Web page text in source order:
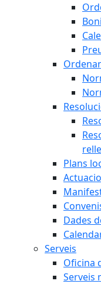
Plans
Dades
Serveis
Oficina
Serveis